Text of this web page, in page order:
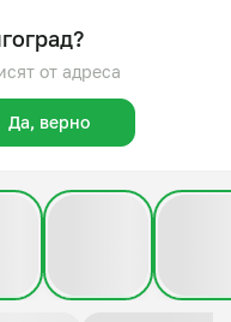
от адреса
Да, верно